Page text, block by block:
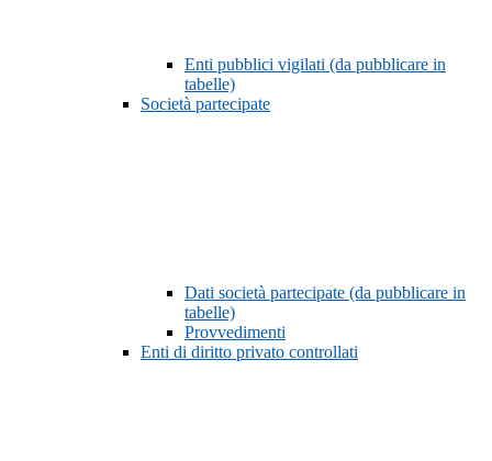
Enti pubblici vigilati (da pubblicare in
tabelle)
Società partecipate
Dati società partecipate (da pubblicare in
tabelle)
Provvedimenti
Enti di diritto privato controllati